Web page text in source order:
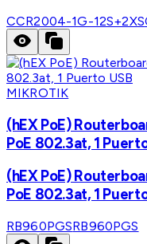
CCR2004-1G-12S+2XS
MIKROTIK
(hEX PoE)
PoE 802.3at, 1
(hEX PoE)
PoE 802.3at, 1
RB960PGSRB960PGS